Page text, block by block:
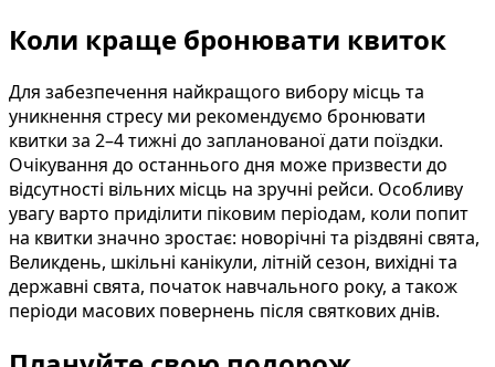
Коли краще бронювати квиток
Для забезпечення найкращого вибору місць та
уникнення стресу ми рекомендуємо бронювати
квитки за 2–4 тижні до запланованої дати поїздки.
Очікування до останнього дня може призвести до
відсутності вільних місць на зручні рейси. Особливу
увагу варто приділити піковим періодам, коли попит
на квитки значно зростає: новорічні та різдвяні свята,
Великдень, шкільні канікули, літній сезон, вихідні та
державні свята, початок навчального року, а також
періоди масових повернень після святкових днів.